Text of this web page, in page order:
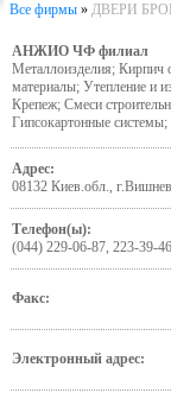
Все фирмы» ДВЕРИ
АНЖИО ЧФ филиал
Металлоизделия; Кирпич
материалы; Утепление и
Крепеж; Смеси
Гипсокартонные
Адрес:
08132 Киев.обл.,
Телефон(ы):
(044) 229-06-87, 223-39-46
Факс:
Электронный адрес: